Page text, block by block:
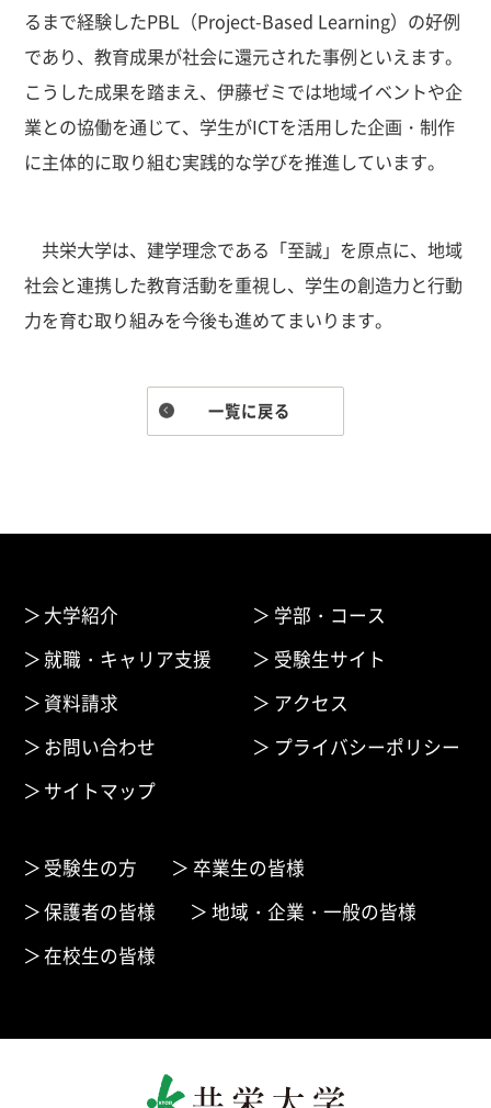
るまで経験したPBL（Project-Based Learning）の好例
であり、教育成果が社会に還元された事例といえます。
こうした成果を踏まえ、伊藤ゼミでは地域イベントや企
業との協働を通じて、学生がICTを活用した企画・制作
に主体的に取り組む実践的な学びを推進しています。
共栄大学は、建学理念である「至誠」を原点に、地域
社会と連携した教育活動を重視し、学生の創造力と行動
力を育む取り組みを今後も進めてまいります。
一覧に戻る
大学紹介
学部・コース
就職・キャリア支援
受験生サイト
資料請求
アクセス
お問い合わせ
プライバシーポリシー
サイトマップ
受験生の方
卒業生の皆様
保護者の皆様
地域・企業・一般の皆様
在校生の皆様